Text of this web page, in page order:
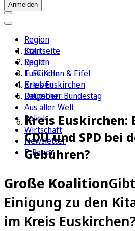
Anmelden
Region
Köln
Sport
1. FC Köln
Erleben
Ratgeber
Aus aller Welt
Politik
Wirtschaft
Newsletter
E-Paper
Startseite
Region
Euskirchen & Eifel
Kreis Euskirchen
Deutscher Bundestag
Kreis Euskirchen:
CDU und SPD bei
Gebühren?
Große Koalition
Einigung zu den
im Kreis